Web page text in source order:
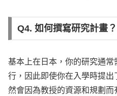
Q4. 如何撰寫研究計畫
基本上在日本，你的研究通
行，因此即使你在入學時提
然會因為教授的資源和規劃而